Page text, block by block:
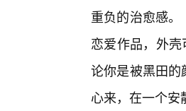
重负的治愈感
恋爱作品，外
论你是被黑田
心来，在一个